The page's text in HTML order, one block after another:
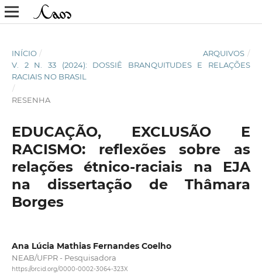
INÍCIO / ARQUIVOS /
V. 2 N. 33 (2024): DOSSIÊ BRANQUITUDES E RELAÇÕES
RACIAIS NO BRASIL
/
RESENHA
EDUCAÇÃO, EXCLUSÃO E
RACISMO: reflexões sobre as
relações étnico-raciais na EJA
na dissertação de Thâmara
Borges
Ana Lúcia Mathias Fernandes Coelho
NEAB/UFPR - Pesquisadora
https://orcid.org/0000-0002-3064-323X